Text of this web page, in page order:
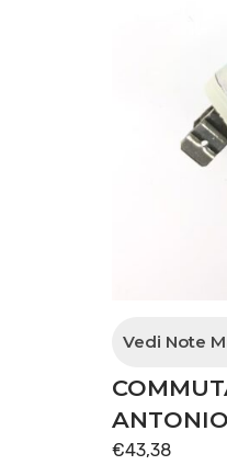
Vedi Note
quadro
€43,38